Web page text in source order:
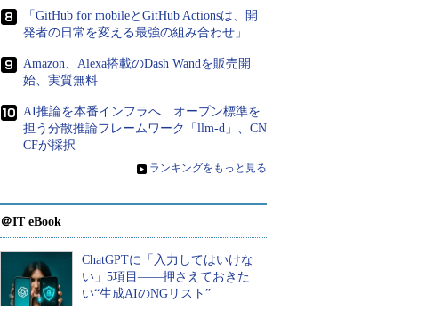
「GitHub for mobileとGitHub Actionsは、開
発者の日常を変える最強の組み合わせ」
Amazon、Alexa搭載のDash Wandを販売開
始、実質無料
AI推論を本番インフラへ オープン標準を
担う分散推論フレームワーク「llm-d」、CN
CFが採択
» ランキングをもっと見る
＠IT eBook
ChatGPTに「入力してはいけな
い」5項目――押さえておきた
い“生成AIのNGリスト”